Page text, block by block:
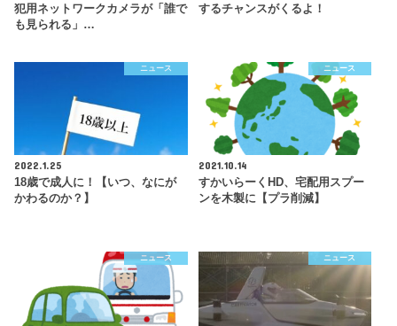
犯用ネットワークカメラが「誰で
も見られる」…
するチャンスがくるよ！
ニュース
2022.1.25
18歳で成人に！【いつ、なにが
かわるのか？】
ニュース
2021.10.14
すかいらーくHD、宅配用スプー
ンを木製に【プラ削減】
ニュース ニュース